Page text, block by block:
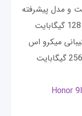
داخلی 32 گیگابایت و مدل پیشرفته
میکرو اس
دی، می‌توان فضای‌ ذخیره‌سازی را تا 256 گیگابایت
Honor